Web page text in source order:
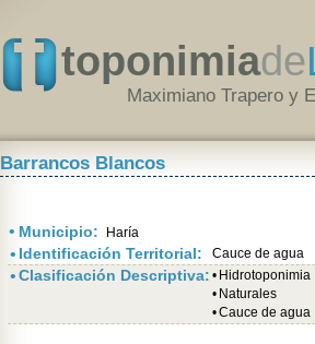
toponimiade
Maximiano Trapero y
Barrancos Blancos
• Municipio: Haría
• Identificación Territorial: Cauce de agua
•Clasificación Descriptiva: • Hidrotoponimia
• Naturales
•Cauce de agua